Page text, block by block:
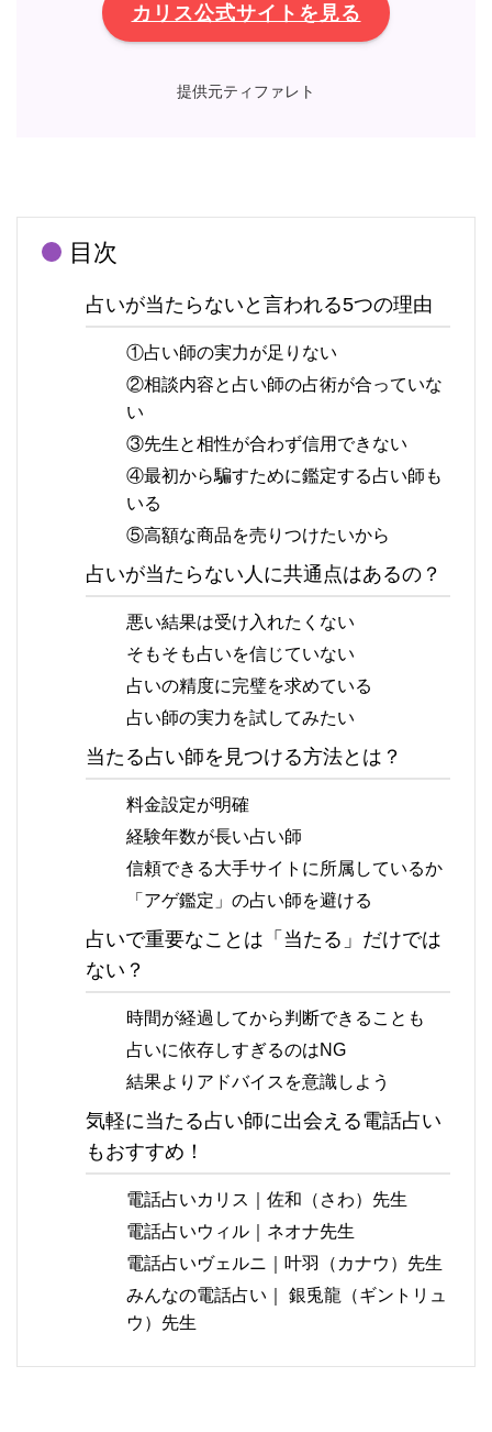
カリス公式サイトを見る
提供元ティファレト
目次
占いが当たらないと言われる5つの理由
①占い師の実力が足りない
②相談内容と占い師の占術が合っていな
い
③先生と相性が合わず信用できない
④最初から騙すために鑑定する占い師も
いる
⑤高額な商品を売りつけたいから
占いが当たらない人に共通点はあるの？
悪い結果は受け入れたくない
そもそも占いを信じていない
占いの精度に完璧を求めている
占い師の実力を試してみたい
当たる占い師を見つける方法とは？
料金設定が明確
経験年数が長い占い師
信頼できる大手サイトに所属しているか
「アゲ鑑定」の占い師を避ける
占いで重要なことは「当たる」だけでは
ない？
時間が経過してから判断できることも
占いに依存しすぎるのはNG
結果よりアドバイスを意識しよう
気軽に当たる占い師に出会える電話占い
もおすすめ！
電話占いカリス｜佐和（さわ）先生
電話占いウィル｜ネオナ先生
電話占いヴェルニ｜叶羽（カナウ）先生
みんなの電話占い｜ 銀兎龍（ギントリュ
ウ）先生